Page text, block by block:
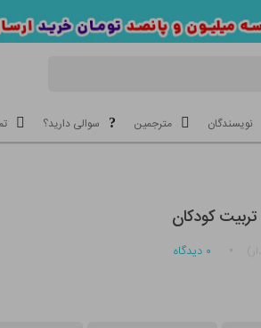
نویسندگان مترجمین سوالی دارید؟
کودکان
۰ دیدگاه